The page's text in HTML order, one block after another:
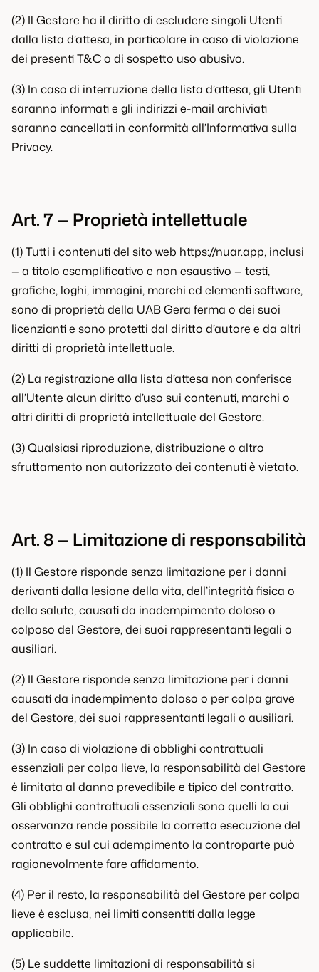
(2) Il Gestore ha il diritto di escludere singoli Utenti
dalla lista d’attesa, in particolare in caso di violazione
dei presenti T&C o di sospetto uso abusivo.
(3) In caso di interruzione della lista d’attesa, gli Utenti
saranno informati e gli indirizzi e-mail archiviati
saranno cancellati in conformità all’Informativa sulla
Privacy.
Art. 7 — Proprietà intellettuale
(1) Tutti i contenuti del sito web https://nuar.app, inclusi
— a titolo esemplificativo e non esaustivo — testi,
grafiche, loghi, immagini, marchi ed elementi software,
sono di proprietà della UAB Gera ferma o dei suoi
licenzianti e sono protetti dal diritto d’autore e da altri
diritti di proprietà intellettuale.
(2) La registrazione alla lista d’attesa non conferisce
all’Utente alcun diritto d’uso sui contenuti, marchi o
altri diritti di proprietà intellettuale del Gestore.
(3) Qualsiasi riproduzione, distribuzione o altro
sfruttamento non autorizzato dei contenuti è vietato.
Art. 8 — Limitazione di responsabilità
(1) Il Gestore risponde senza limitazione per i danni
derivanti dalla lesione della vita, dell’integrità fisica o
della salute, causati da inadempimento doloso o
colposo del Gestore, dei suoi rappresentanti legali o
ausiliari.
(2) Il Gestore risponde senza limitazione per i danni
causati da inadempimento doloso o per colpa grave
del Gestore, dei suoi rappresentanti legali o ausiliari.
(3) In caso di violazione di obblighi contrattuali
essenziali per colpa lieve, la responsabilità del Gestore
è limitata al danno prevedibile e tipico del contratto.
Gli obblighi contrattuali essenziali sono quelli la cui
osservanza rende possibile la corretta esecuzione del
contratto e sul cui adempimento la controparte può
ragionevolmente fare affidamento.
(4) Per il resto, la responsabilità del Gestore per colpa
lieve è esclusa, nei limiti consentiti dalla legge
applicabile.
(5) Le suddette limitazioni di responsabilità si